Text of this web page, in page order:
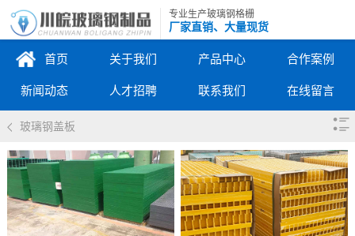
专业生产玻璃钢格栅
厂家直销、大量现货
首页 关于我们 产品中心 合作案例
新闻动态 人才招聘 联系我们 在线留言
玻璃钢盖板